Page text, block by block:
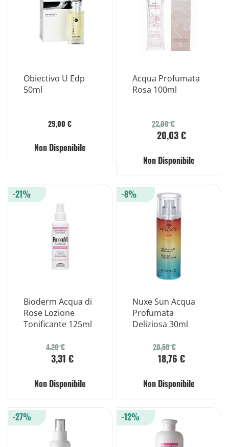
Obiectivo U Edp
50ml
29,00 €
Non Disponibile
Acqua Profumata
Rosa 100ml
22,00 €
20,03 €
Non Disponibile
Bioderm Acqua di
Rose Lozione
Tonificante 125ml
4,20 €
3,31 €
-21%
Non Disponibile
Nuxe Sun Acqua
Profumata
Deliziosa 30ml
20,50 €
18,76 €
-8%
Non Disponibile
-27% -12%